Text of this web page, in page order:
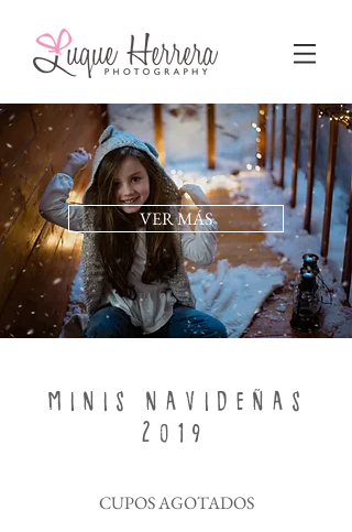
VER MÁS
MINIS NAVIDEÑA S
2 019
CUPOS AGOTADOS